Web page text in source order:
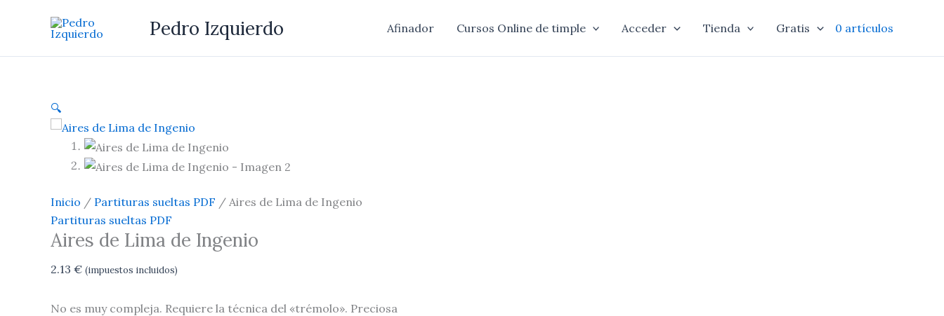
Pedro Izquierdo Afinador Cursos Online de timple Acceder Tienda Gratis 0 artículos
🔍
Inicio / Partituras sueltas PDF / Aires de Lima de Ingenio
Partituras sueltas PDF
Aires de Lima de Ingenio
2.13 € (impuestos incluidos)
No es muy compleja. Requiere la técnica del «trémolo». Preciosa
de
Lima
cantidad